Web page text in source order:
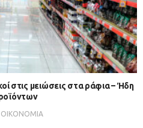
στις μειώσεις στα ράφια – Ήδη
ΟΙΚΟΝΟΜΙΑ